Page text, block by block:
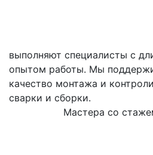
выполняют специалисты с
опытом работы. Мы
качество монтажа и
сварки и сборки.
Мастера со